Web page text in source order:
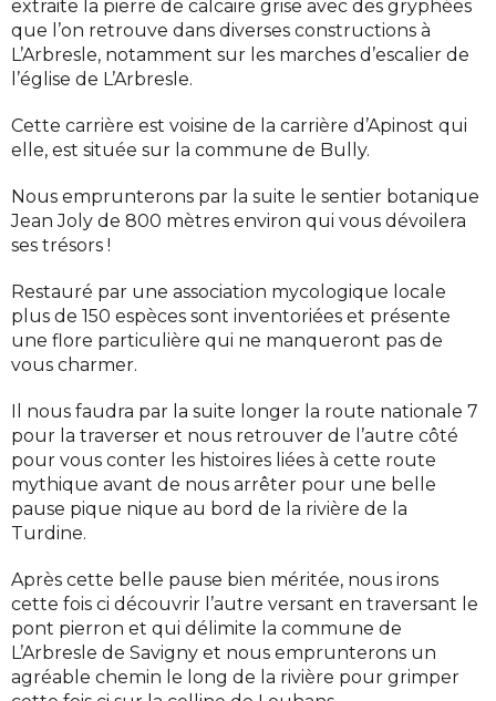
extraite la pierre de calcaire grise avec des gryphées
que l’on retrouve dans diverses constructions à
L’Arbresle, notamment sur les marches d’escalier de
l’église de L’Arbresle.
Cette carrière est voisine de la carrière d’Apinost qui
elle, est située sur la commune de Bully.
Nous emprunterons par la suite le sentier botanique
Jean Joly de 800 mètres environ qui vous dévoilera
ses trésors !
Restauré par une association mycologique locale
plus de 150 espèces sont inventoriées et présente
une flore particulière qui ne manqueront pas de
vous charmer.
Il nous faudra par la suite longer la route nationale 7
pour la traverser et nous retrouver de l’autre côté
pour vous conter les histoires liées à cette route
mythique avant de nous arrêter pour une belle
pause pique nique au bord de la rivière de la
Turdine.
Après cette belle pause bien méritée, nous irons
cette fois ci découvrir l’autre versant en traversant le
pont pierron et qui délimite la commune de
L’Arbresle de Savigny et nous emprunterons un
agréable chemin le long de la rivière pour grimper